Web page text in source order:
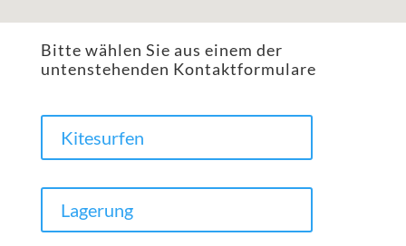
Bitte wählen Sie aus einem der
untenstehenden Kontaktformulare
Kitesurfen
Lagerung